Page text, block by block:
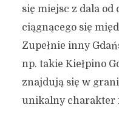
się miejsc z dala od
ciągnącego się
Zupełnie inny
np. takie Kiełpino
znajdują się w
unikalny charakter